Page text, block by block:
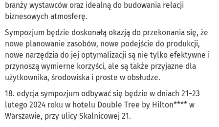
branży wystawców oraz idealną do budowania relacji
biznesowych atmosferę.
Sympozjum będzie doskonałą okazją do przekonania się, że
nowe planowanie zasobów, nowe podejście do produkcji,
nowe narzędzia do jej optymalizacji są nie tylko efektywne i
przynoszą wymierne korzyści, ale są także przyjazne dla
użytkownika, środowiska i proste w obsłudze.
18. edycja sympozjum odbywać się będzie w dniach 21−23
lutego 2024 roku w hotelu Double Tree by Hilton**** w
Warszawie, przy ulicy Skalnicowej 21.